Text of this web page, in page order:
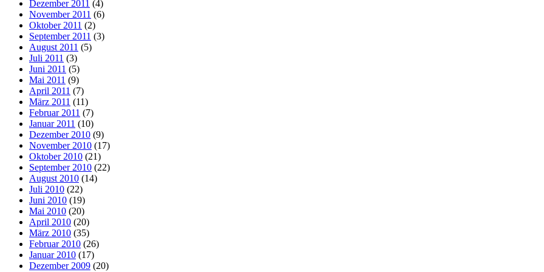
Dezember 2011 (4)
November 2011 (6)
Oktober 2011 (2)
September 2011 (3)
August 2011 (5)
Juli 2011 (3)
Juni 2011 (5)
Mai 2011 (9)
April 2011 (7)
März 2011 (11)
Februar 2011 (7)
Januar 2011 (10)
Dezember 2010 (9)
November 2010 (17)
Oktober 2010 (21)
September 2010 (22)
August 2010 (14)
Juli 2010 (22)
Juni 2010 (19)
Mai 2010 (20)
April 2010 (20)
März 2010 (35)
Februar 2010 (26)
Januar 2010 (17)
Dezember 2009 (20)